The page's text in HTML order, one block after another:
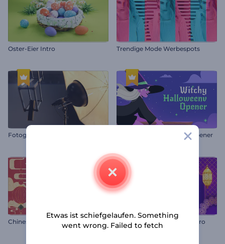
Oster-Eier Intro Trendige Mode Werbespots
Fotografenlogo Intro Hexenhafter Halloween-Opener
Chinesisches Neujahrsfest Dynamisches Ramadan Intro
Etwas ist schiefgelaufen. Something
went wrong. Failed to fetch